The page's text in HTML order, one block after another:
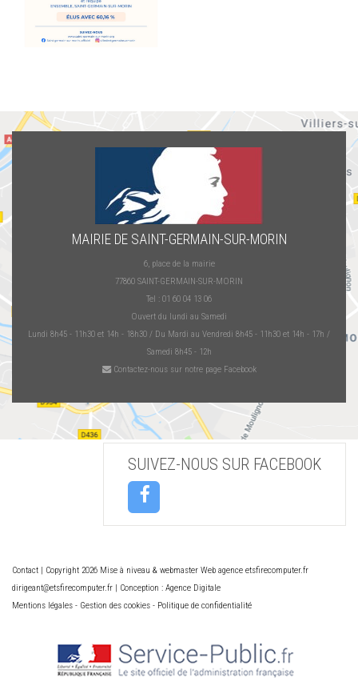
MAIRIE DE SAINT-GERMAIN-SUR-MORIN
6, place de la mairie
77860 SAINT-GERMAIN-SUR-MORIN
Tel : 01 60 04 13 06
Ouvert du lundi au Samedi
Lundi 8h45 - 11h30 et 14h - 18h30 / Du Mardi au Vendredi 8h45 - 11h30 et 14h - 17h /
Samedi 8h45 - 12h
Contactez-nous sur notre page Facebook
SUIVEZ-NOUS SUR FACEBOOK
Contact | Copyright 2026 Mise à niveau & webmaster Web agence etsfirecomputer.fr
dirigeant@etsfirecomputer.fr | Conception : Agence Digitale
Mentions légales - Gestion des cookies - Politique de confidentialité